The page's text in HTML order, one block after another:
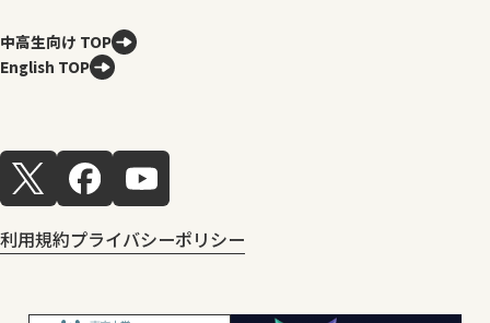
中高生向け TOP
English TOP
利用規約プライバシーポリシー